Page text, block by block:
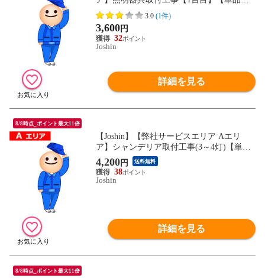
入不可】【必ずJoshinが販売する対象商品
と一緒にお買い求めください】
3.0 (1件)
3,600円
32
Joshin
詳細を見る
8/8時点_ポイント最大11倍
【Joshin】【弊社サービスエリア Aエリ
ア】シャンデリア取付工事(3～4灯)【単品
購入不可】【必ずJoshinが販売する対象商
品と一緒にお買い求めください】
4,200円 送料無料
38
Joshin
詳細を見る
8/8時点_ポイント最大11倍